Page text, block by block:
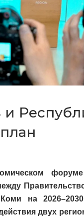
и
на
двух